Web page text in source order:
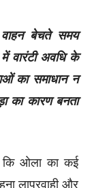
वाहन बेचते समय
में वारंटी अवधि के
का समाधान न
का कारण बनता
कि ओला का कई
लापरवाही और